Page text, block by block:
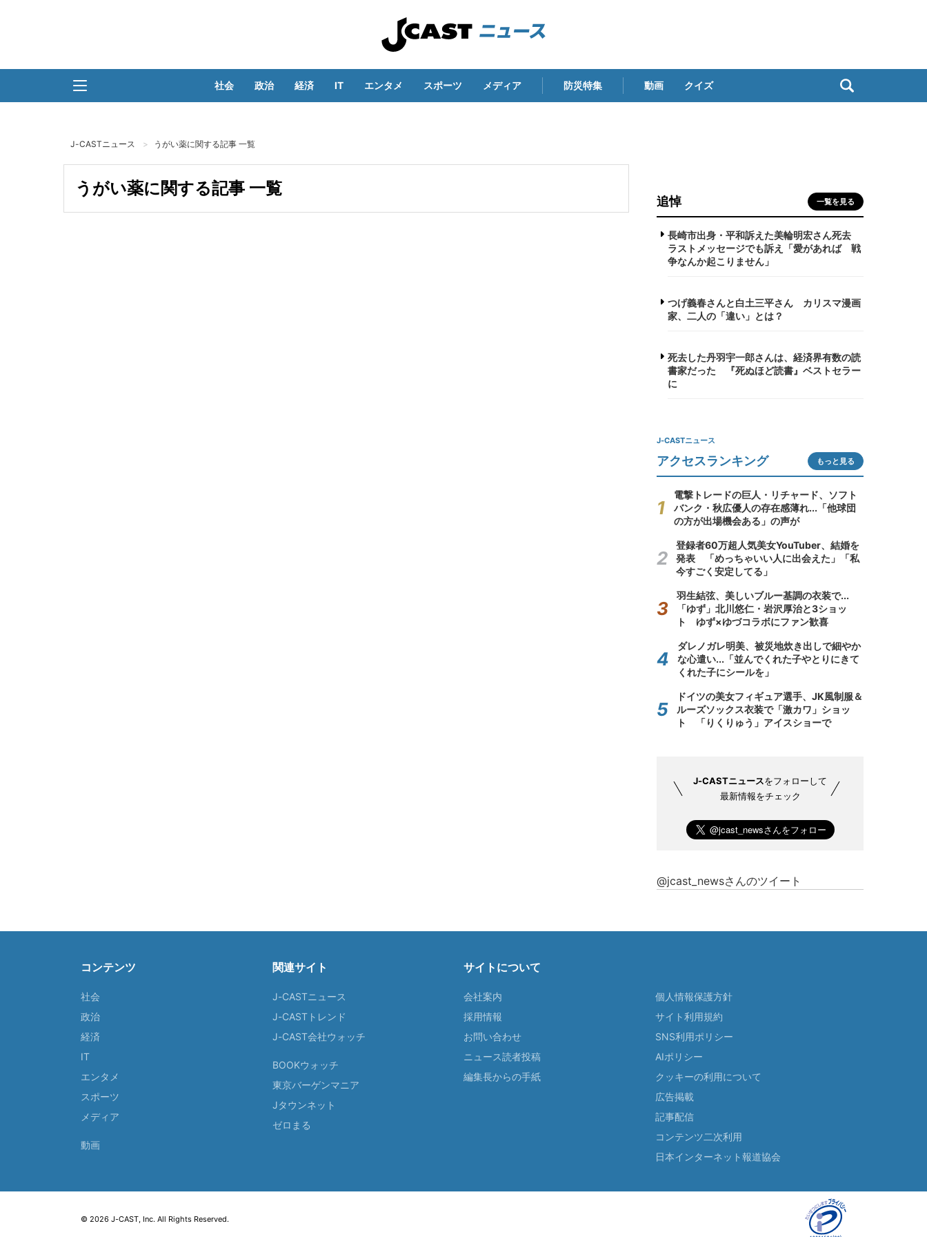
社会 政治 経済 IT エンタメ スポーツ メディア 防災特集 動画 クイズ
J-CASTニュース うがい薬に関する記事 一覧
うがい薬に関する記事 一覧
追悼 一覧を見る
長崎市出身・平和訴えた美輪明宏さん死去
ラストメッセージでも訴え「愛があれば 戦
争なんか起こりません」
つげ義春さんと白土三平さん カリスマ漫画
家、二人の「違い」とは？
死去した丹羽宇一郎さんは、経済界有数の読
書家だった 『死ぬほど読書』ベストセラー
に
J-CASTニュース
アクセスランキング もっと見る
電撃トレードの巨人・リチャード、ソフト
バンク・秋広優人の存在感薄れ...「他球団
の方が出場機会ある」の声が
登録者60万超人気美女YouTuber、結婚を
発表 「めっちゃいい人に出会えた」「私
今すごく安定してる」
羽生結弦、美しいブルー基調の衣装で...
「ゆず」北川悠仁・岩沢厚治と3ショッ
ト ゆず×ゆづコラボにファン歓喜
ダレノガレ明美、被災地炊き出しで細やか
な心遣い...「並んでくれた子やとりにきて
くれた子にシールを」
ドイツの美女フィギュア選手、JK風制服＆
ルーズソックス衣装で「激カワ」ショッ
ト 「りくりゅう」アイスショーで
J-CASTニュースをフォローして
最新情報をチェック
@jcast_newsさんのツイート
コンテンツ
社会
政治
経済
IT
エンタメ
スポーツ
メディア
動画
関連サイト
J-CASTニュース
J-CASTトレンド
J-CAST会社ウォッチ
BOOKウォッチ
東京バーゲンマニア
Jタウンネット
ゼロまる
サイトについて
会社案内
採用情報
お問い合わせ
ニュース読者投稿
編集長からの手紙
個人情報保護方針
サイト利用規約
SNS利用ポリシー
AIポリシー
クッキーの利用について
広告掲載
記事配信
コンテンツ二次利用
日本インターネット報道協会
© 2026 J-CAST, Inc. All Rights Reserved.